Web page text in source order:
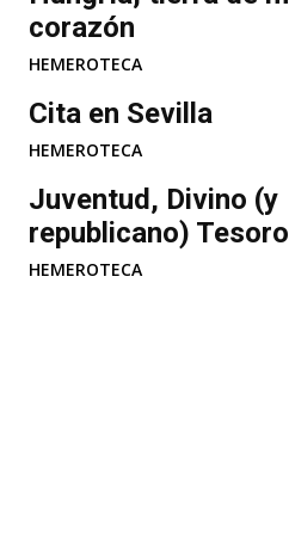
corazón
HEMEROTECA
Cita en Sevilla
HEMEROTECA
Juventud, Divino (y
republicano) Tesoro
HEMEROTECA